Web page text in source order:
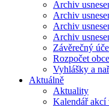
Archiv
Archiv
Archiv
Archiv
Závěrečný
Rozpočet obce
Vyhlášky a
Aktuálně
Aktuality
Kalendář akcí